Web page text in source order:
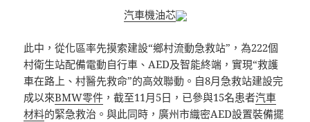
汽車機油芯
此中，從化區率先摸索建設“鄉村流動急救站”，為222個
村衛生站配備電動自行車、AED及智能終端，實現“救護
車在路上、村醫先救命”的高效聯動。自8月急救站建設完
成以來BMW零件 ，截至11月5日，已參與15名患者汽車
材料的緊急救治。與此同時，廣州市織密AED設置裝備擺